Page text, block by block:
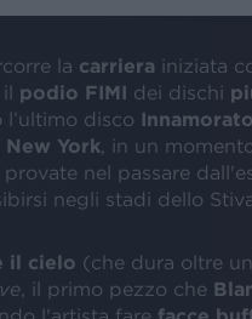
la carriera iniziata
podio FIMI dei dischi
l’ultimo disco Innamorato
New York , in un
provate nel passare
negli stadi dello
il cielo (che dura oltre
, il primo pezzo che